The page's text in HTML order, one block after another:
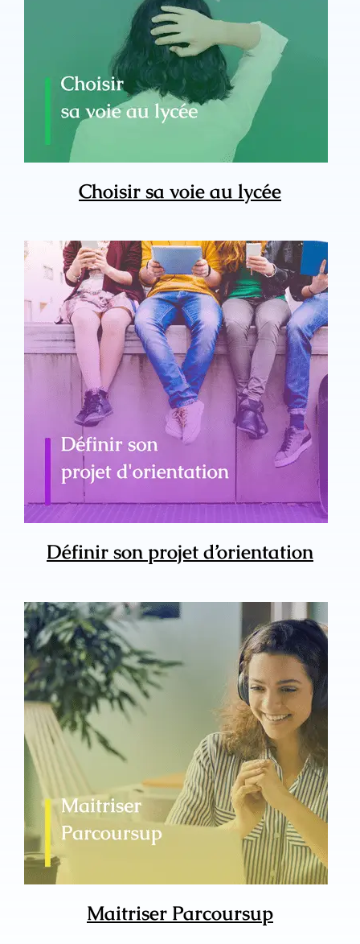
Choisir sa voie au lycée
Définir son projet d’orientation
Maitriser Parcoursup